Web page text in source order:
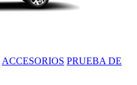
ACCESORIOS PRUEBA DE